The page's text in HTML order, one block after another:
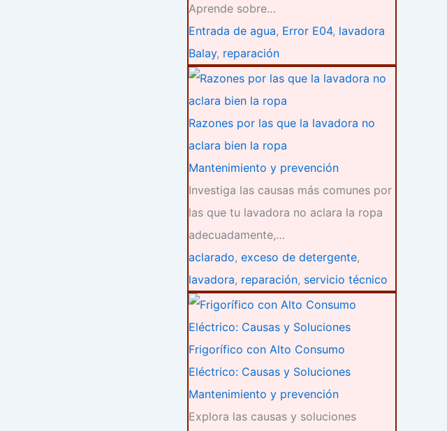
Aprende sobre…
Entrada de agua, Error E04, lavadora
Balay, reparación
Razones por las que la lavadora no
aclara bien la ropa
Mantenimiento y prevención
Investiga las causas más comunes por
las que tu lavadora no aclara la ropa
adecuadamente,…
aclarado, exceso de detergente,
lavadora, reparación, servicio técnico
Frigorífico con Alto Consumo
Eléctrico: Causas y Soluciones
Mantenimiento y prevención
Explora las causas y soluciones